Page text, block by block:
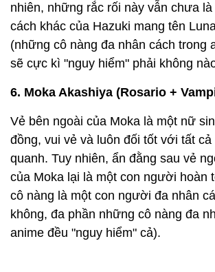
nhiên, những rắc rối này vẫn chưa
cách khác của Hazuki mang tên
(những cô nàng đa nhân cách trong
sẽ cực kì "nguy hiểm" phải không
6. Moka Akashiya (Rosario +
Vẻ bên ngoài của Moka là một nữ
đồng, vui vẻ và luôn đối tốt với tất cả
quanh. Tuy nhiên, ẩn đằng sau vẻ
của Moka lại là một con người hoàn
cô nàng là một con người đa nhân
không, đa phần những cô nàng đa
anime đều "nguy hiểm" cả).